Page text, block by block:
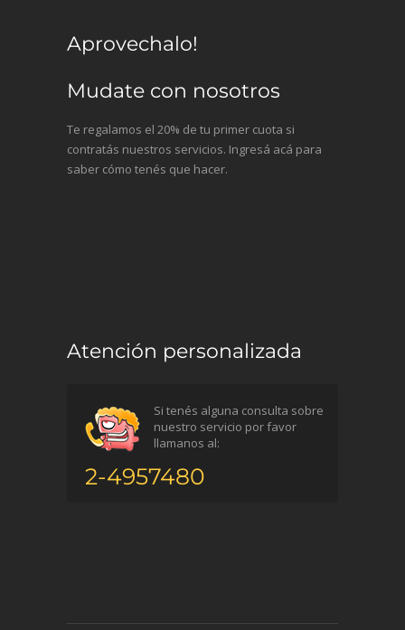
Aprovechalo!
Mudate con nosotros
Te regalamos el 20% de tu primer cuota si
contratás nuestros servicios. Ingresá acá para
saber cómo tenés que hacer.
Atención personalizada
Si tenés alguna consulta sobre
nuestro servicio por favor
llamanos al:
2-4957480